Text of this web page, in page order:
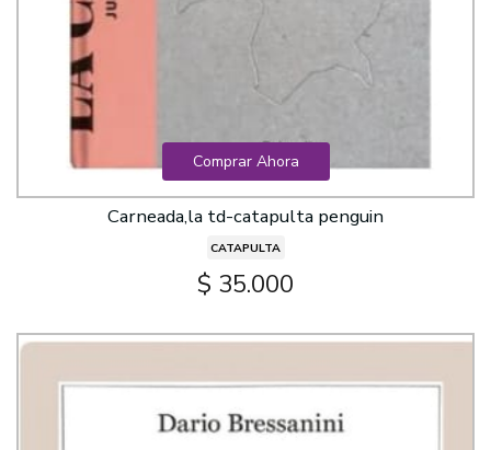
Comprar Ahora
Carneada,la td-catapulta penguin
CATAPULTA
$ 35.000